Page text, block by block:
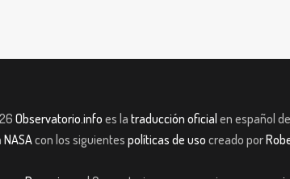
Observatorio.info es la traducción oficial en español de
NASAcon los siguientes políticas de uso creado por